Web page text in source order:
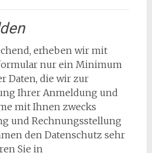
erheben wir mit
nur ein Minimum
Daten, die wir zur
Ihrer Anmeldung und
mit Ihnen zwecks
und Rechnungsstellung
den Datenschutz sehr
Sie in